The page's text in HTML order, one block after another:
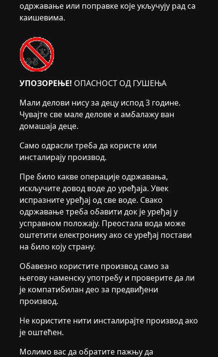
одржавање или поправке које укључују рад са
каишевима.
УПОЗОРЕЊЕ! ОПАСНОСТ ОД ГУШЕЊА
Мали делови нису за децу испод 3 године.
Чувајте све мале делове и амбалажу ван
домашаја деце.
Само одрасли треба да користе или
инсталирају производ.
Пре било какве операције одржавања,
искључите довод воде до уређаја. Увек
испразните уређај од све воде. Свако
одржавање треба обавити док је уређај у
усправном положају. Преостала вода може
оштетити електронику ако се уређај постави
на било коју страну.
Обавезно користите производ само за
његову наменску употребу и проверите да ли
је компатибилан део за предвиђени
производ.
Не користите нити инсталирајте производ ако
је оштећен.
Молимо вас да обратите пажњу да